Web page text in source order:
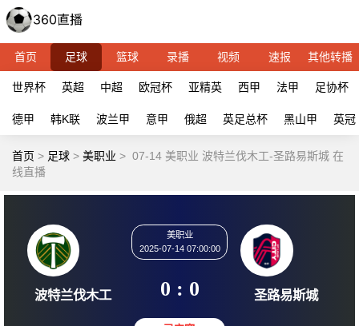
首页 足球 篮球 录播 视频 速报 其他转播
世界杯 英超 中超 欧冠杯 亚精英 西甲 法甲 足协杯
德甲 韩K联 波兰甲 意甲 俄超 英足总杯 黑山甲 英冠
首页 > 足球 > 美职业 > 07-14 美职业 波特兰伐木工-圣路易斯城 在
线直播
2025-07-14 07:00:00